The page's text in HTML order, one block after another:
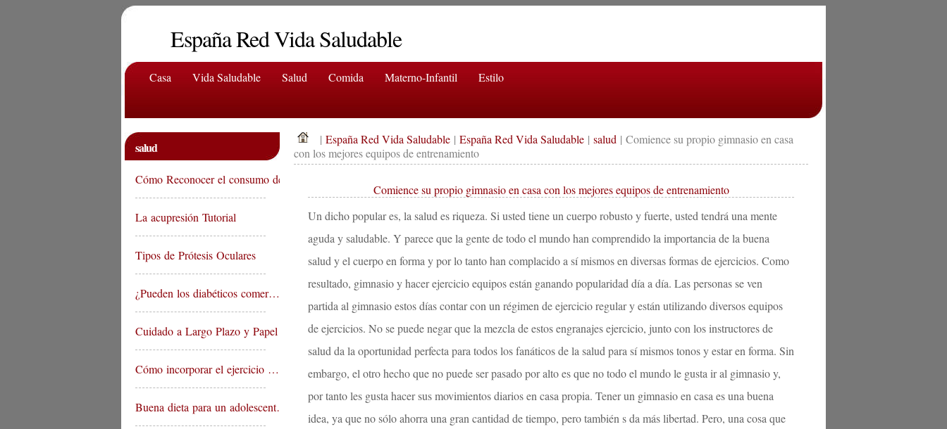
España Red Vida Saludable
Casa Vida Saludable Salud Comida Materno-Infantil Estilo
salud
Cómo Reconocer el consumo de …
La acupresión Tutorial
Tipos de Prótesis Oculares
¿Pueden los diabéticos comer…
Cuidado a Largo Plazo y Papel …
Cómo incorporar el ejercicio …
Buena dieta para un adolescent…
| España Red Vida Saludable | España Red Vida Saludable | salud | Comience su propio gimnasio en casa
con los mejores equipos de entrenamiento
Comience su propio gimnasio en casa con los mejores equipos de entrenamiento
Un dicho popular es, la salud es riqueza. Si usted tiene un cuerpo robusto y fuerte, usted tendrá una mente
aguda y saludable. Y parece que la gente de todo el mundo han comprendido la importancia de la buena
salud y el cuerpo en forma y por lo tanto han complacido a sí mismos en diversas formas de ejercicios. Como
resultado, gimnasio y hacer ejercicio equipos están ganando popularidad día a día. Las personas se ven
partida al gimnasio estos días contar con un régimen de ejercicio regular y están utilizando diversos equipos
de ejercicios. No se puede negar que la mezcla de estos engranajes ejercicio, junto con los instructores de
salud da la oportunidad perfecta para todos los fanáticos de la salud para sí mismos tonos y estar en forma. Sin
embargo, el otro hecho que no puede ser pasado por alto es que no todo el mundo le gusta ir al gimnasio y,
por tanto les gusta hacer sus movimientos diarios en casa propia. Tener un gimnasio en casa es una buena
idea, ya que no sólo ahorra una gran cantidad de tiempo, pero también s da más libertad. Pero, una cosa que